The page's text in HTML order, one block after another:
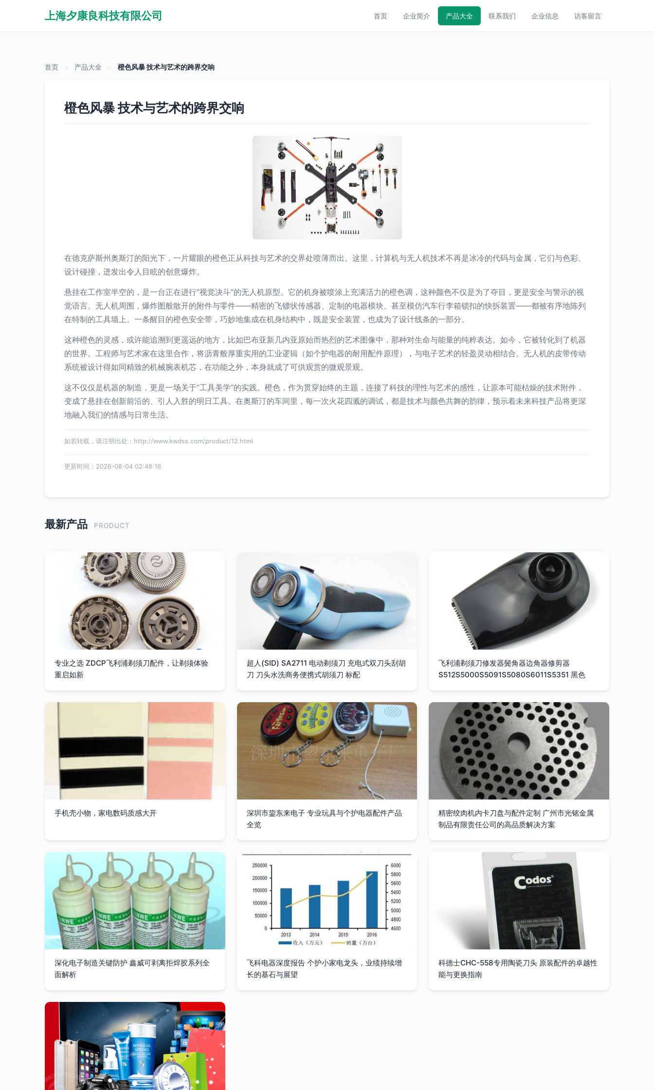
上海夕康良科技有限公司 首页 企业简介 产品大全 联系我们 企业信息 访客留言
首页 产品大全 橙色风暴 技术与艺术的跨界交响
橙色风暴 技术与艺术的跨界交响
在德克萨斯州奥斯汀的阳光下，一片耀眼的橙色正从科技与艺术的交界处喷薄而出。这里，计算机与无人机技术不再是冰冷的代码与金属，它们与色彩、
设计碰撞，迸发出令人目眩的创意爆炸。
悬挂在工作室半空的，是一台正在进行“视觉决斗”的无人机原型。它的机身被喷涂上充满活力的橙色调，这种颜色不仅是为了夺目，更是安全与警示的视
觉语言。无人机周围，爆炸图般散开的附件与零件——精密的飞镖状传感器、定制的电器模块、甚至模仿汽车行李箱锁扣的快拆装置——都被有序地陈列
在特制的工具墙上。一条醒目的橙色安全带，巧妙地集成在机身结构中，既是安全装置，也成为了设计线条的一部分。
这种橙色的灵感，或许能追溯到更遥远的地方，比如巴布亚新几内亚原始而热烈的艺术图像中，那种对生命与能量的纯粹表达。如今，它被转化到了机器
的世界。工程师与艺术家在这里合作，将沥青般厚重实用的工业逻辑（如个护电器的耐用配件原理），与电子艺术的轻盈灵动相结合。无人机的皮带传动
系统被设计得如同精致的机械腕表机芯，在功能之外，本身就成了可供观赏的微观景观。
这不仅仅是机器的制造，更是一场关于“工具美学”的实践。橙色，作为贯穿始终的主题，连接了科技的理性与艺术的感性，让原本可能枯燥的技术附件，
变成了悬挂在创新前沿的、引人入胜的明日工具。在奥斯汀的车间里，每一次火花四溅的调试，都是技术与颜色共舞的韵律，预示着未来科技产品将更深
地融入我们的情感与日常生活。
如若转载，请注明出处：http://www.kwdss.com/product/12.html
更新时间：2026-08-04 02:48:16
最新产品 PRODUCT
专业之选 ZDCP飞利浦剃须刀配件，让剃须体验
重启如新
超人(SID) SA2711 电动剃须刀 充电式双刀头刮胡
刀 刀头水洗商务便携式胡须刀 标配
飞利浦剃须刀修发器鬓角器边角器修剪器
S512S5000S5091S5080S6011S5351 黑色
手机壳小物，家电数码质感大开
深圳市鋆东来电子 专业玩具与个护电器配件产品
全览
精密绞肉机内卡刀盘与配件定制 广州市光铭金属
制品有限责任公司的高品质解决方案
深化电子制造关键防护 鑫威可剥离拒焊胶系列全
面解析
飞科电器深度报告 个护小家电龙头，业绩持续增
长的基石与展望
科德士CHC-558专用陶瓷刀头 原装配件的卓越性
能与更换指南